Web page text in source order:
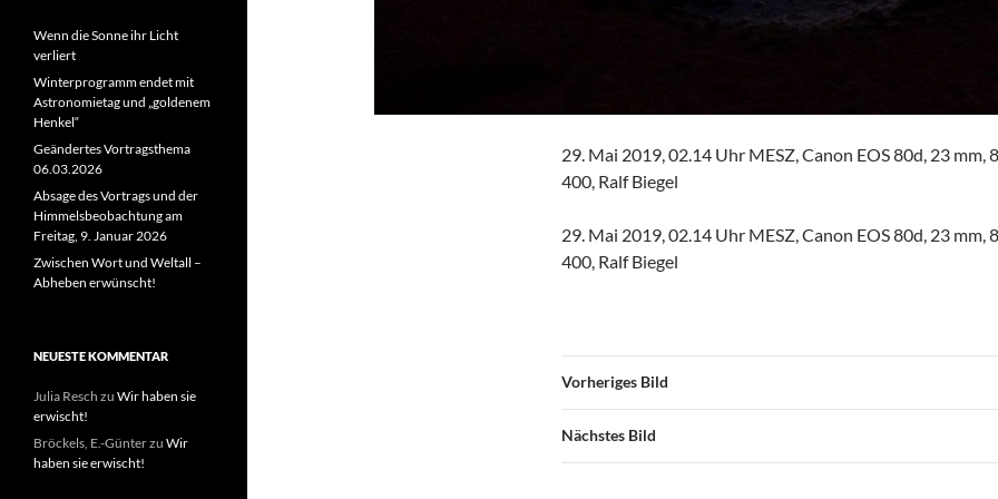
29. Mai 2019, 02.14 Uhr MESZ, Canon EOS 80d, 23 mm,
400, Ralf Biegel
29. Mai 2019, 02.14 Uhr MESZ, Canon EOS 80d, 23 mm,
400, Ralf Biegel
Vorheriges Bild
Nächstes Bild
Wenn die Sonne ihr Licht
verliert
Winterprogramm endet mit
Astronomietag und „goldenem
Henkel“
Geändertes Vortragsthema
06.03.2026
Absage des Vortrags und der
Himmelsbeobachtung am
Freitag, 9. Januar 2026
Zwischen Wort und Weltall –
Abheben erwünscht!
NEUESTE KOMMENTAR
Julia Resch zu Wir haben sie
erwischt!
Bröckels, E.-Günterzu Wir
haben sie erwischt!